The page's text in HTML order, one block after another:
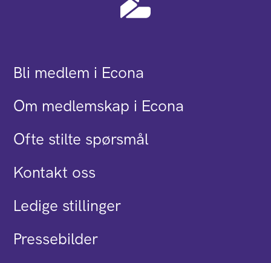
Bli medlem i Econa
Om medlemskap i Econa
Ofte stilte spørsmål
Kontakt oss
Ledige stillinger
Pressebilder